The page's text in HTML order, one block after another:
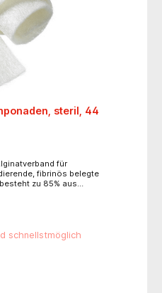
steril, 44
für
fibrinös belegte
zu 85% aus
Die weiche und gut
kann ein 18-faches
aufnehmen und
Absorption.
schnellstmöglich